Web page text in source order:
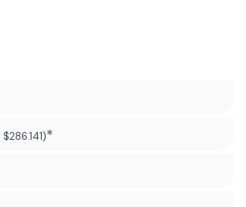
$286.141)*